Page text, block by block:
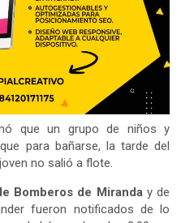
que un grupo de niños y
para bañarse, la tarde del
no salió a flote.
Bomberos de Miranda y de
fueron notificados de lo